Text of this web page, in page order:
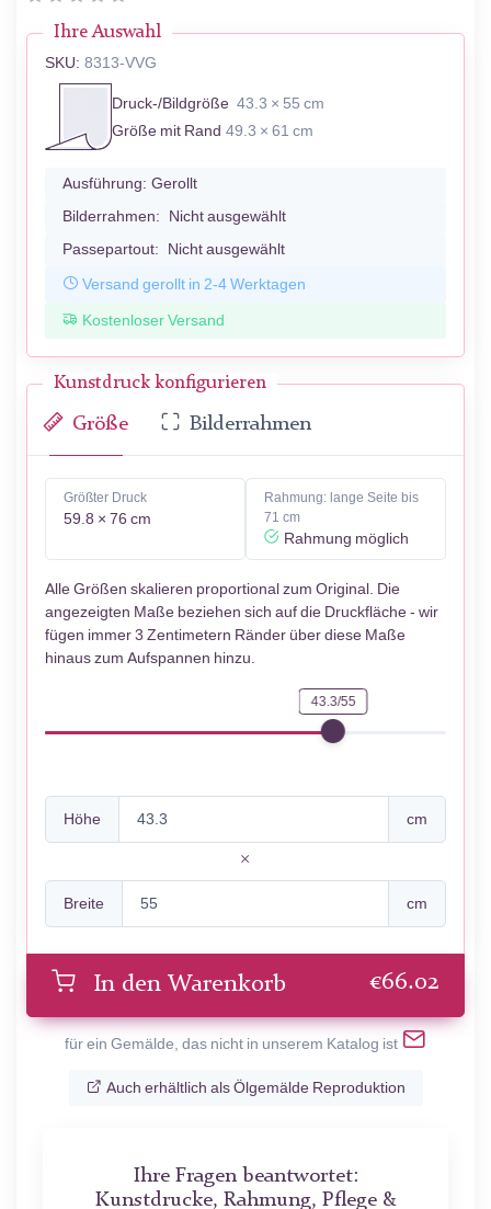
Ihre Auswahl
SKU: 8313-VVG
Druck-/Bildgröße 43.3 × 55 cm
Größe mit Rand 49.3 × 61 cm
Ausführung: Gerollt
Bilderrahmen: Nicht ausgewählt
Passepartout: Nicht ausgewählt
Versand gerollt in 2-4 Werktagen
Kostenloser Versand
Kunstdruck konfigurieren
Größe Bilderrahmen
Größter Druck
59.8 × 76 cm
Rahmung: lange Seite bis
71 cm
Rahmung möglich
Alle Größen skalieren proportional zum Original. Die
angezeigten Maße beziehen sich auf die Druckfläche - wir
fügen immer 3 Zentimetern Ränder über diese Maße
hinaus zum Aufspannen hinzu.
43.3/55
Höhe cm
Breite cm
In den Warenkorb €66.02
für ein Gemälde, das nicht in unserem Katalog ist
Auch erhältlich als Ölgemälde Reproduktion
Ihre Fragen beantwortet:
Kunstdrucke, Rahmung, Pflege &